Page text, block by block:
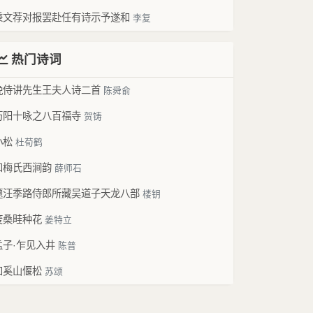
文荐对报罢赴任有诗示予遂和 李复
热门诗词
侍讲先生王夫人诗二首 陈舜俞
阳十咏之八百福寺 贺铸
松 杜荀鹤
梅氏西涧韵 薛师石
汪季路侍郎所藏吴道子天龙八部 楼钥
桑畦种花 姜特立
子·乍见入井 陈普
奚山偃松 苏颂